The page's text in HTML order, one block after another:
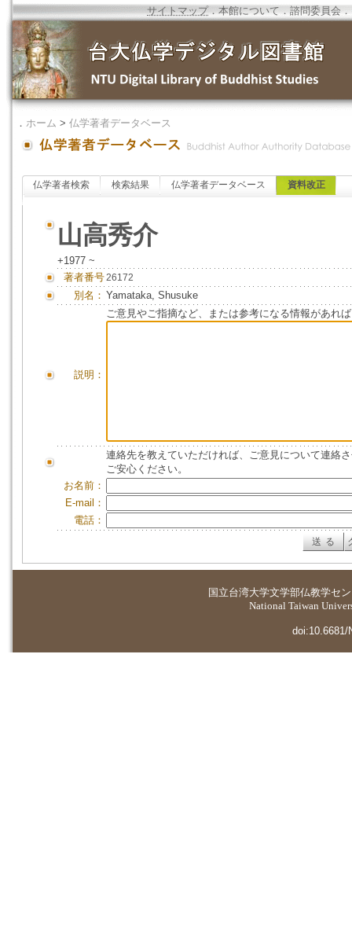
サイトマップ．本館について ．諮問委員会 ．
． ホーム > 仏学著者データベース
仏学著者検索 検索結果 仏学著者データベース 資料改正
山高秀介
+1977 ~
著者番号26172
別名： Yamataka, Shusuke
説明：
ご意見やご指摘など、または参考になる情報があれ
連絡先を教えていただければ、ご意見について連絡
ご安心ください。
お名前：
E-mail：
電話：
国立台湾大学文学部仏教学セ
National Taiwan
doi:10.6681/